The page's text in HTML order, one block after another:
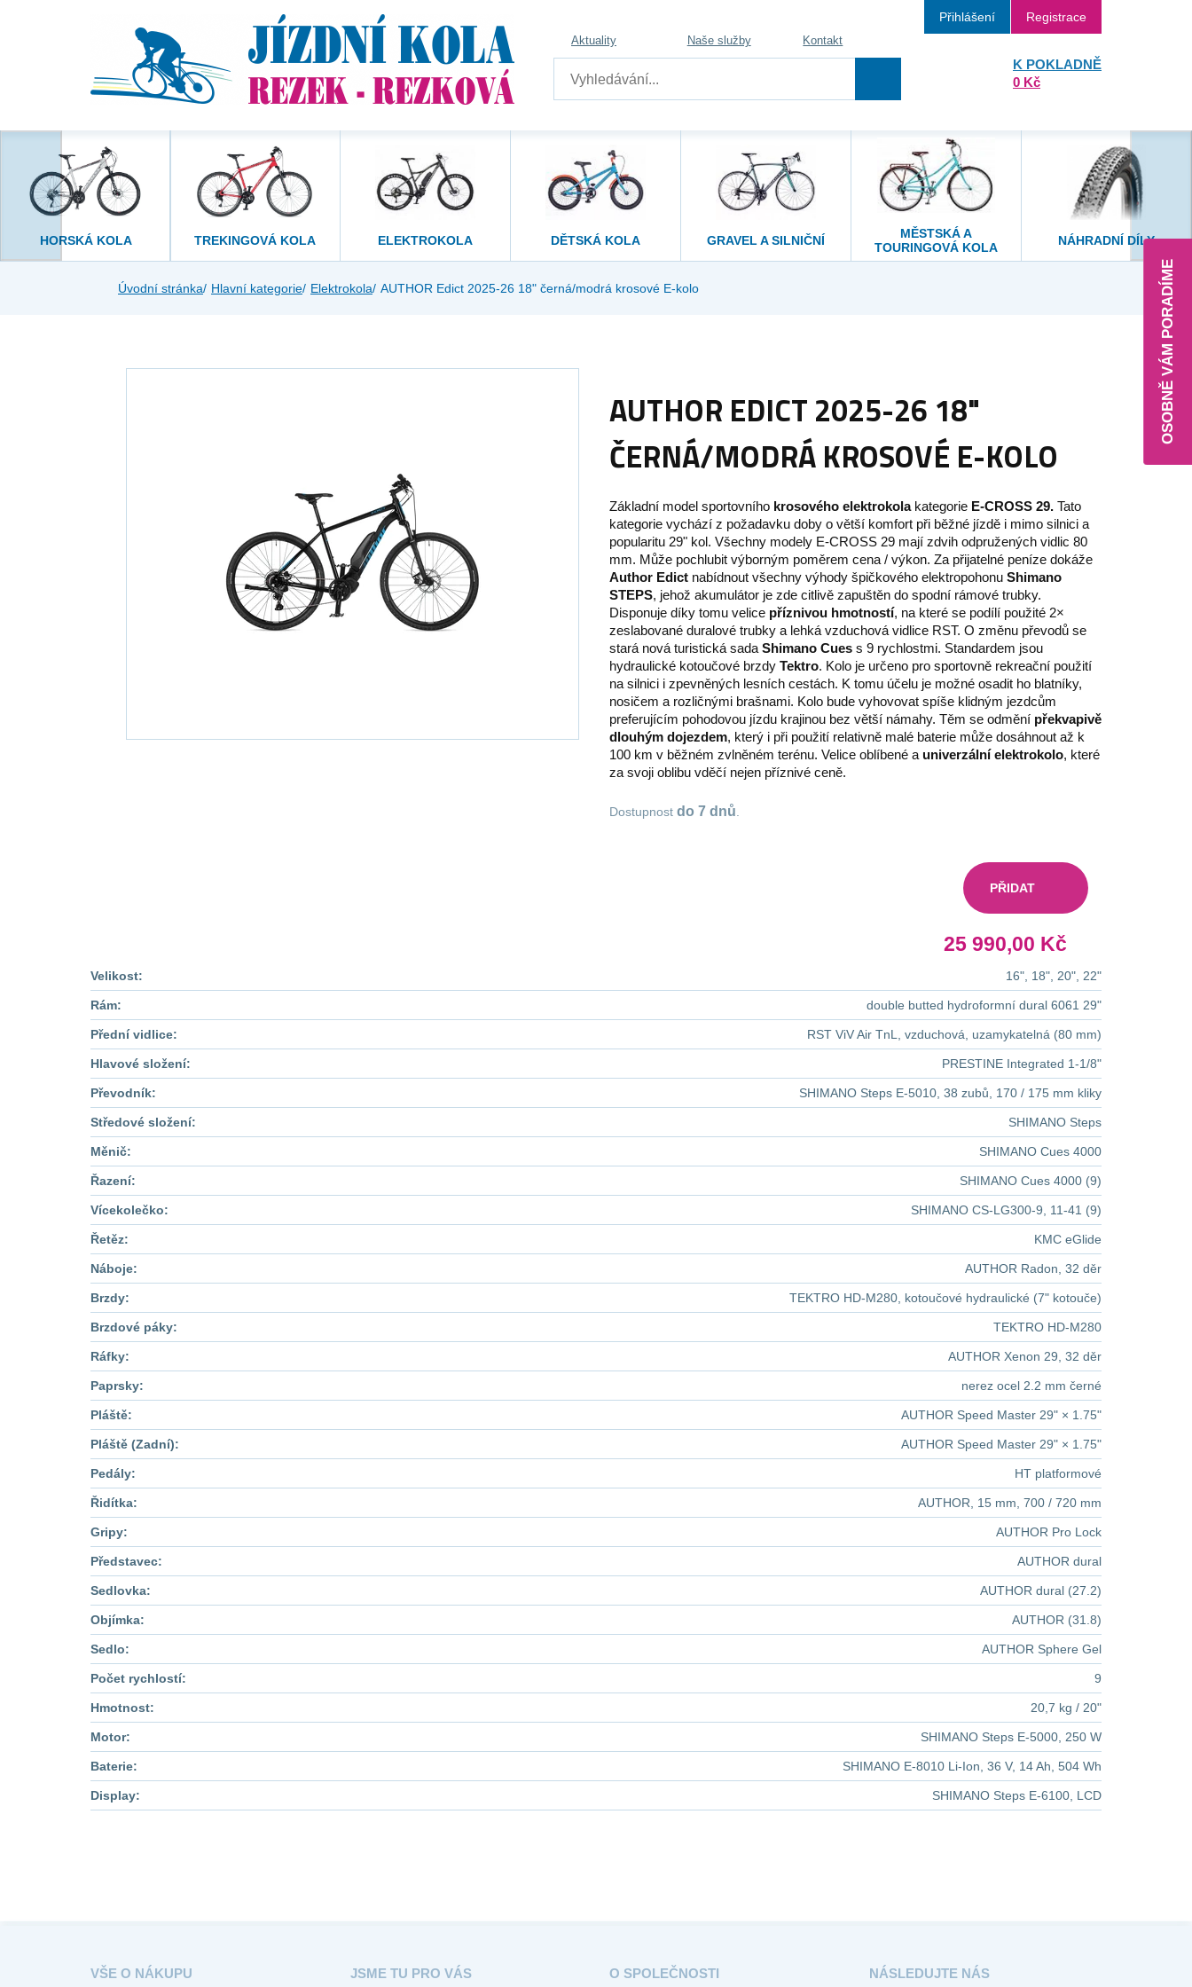
Aktuality Naše služby Kontakt
Přihlášení Registrace
K POKLADNĚ
0 Kč
HORSKÁ KOLA TREKINGOVÁ KOLA ELEKTROKOLA DĚTSKÁ KOLA GRAVEL A SILNIČNÍ
MĚSTSKÁ A
TOURINGOVÁ KOLA
NÁHRADNÍ DÍLY
Úvodní stránka Hlavní kategorie Elektrokola AUTHOR Edict 2025-26 18" černá/modrá krosové E-kolo
AUTHOR EDICT 2025-26 18"
ČERNÁ/MODRÁ KROSOVÉ E-KOLO
Základní model sportovního krosového elektrokola kategorie E-CROSS 29. Tato
kategorie vychází z požadavku doby o větší komfort při běžné jízdě i mimo silnici a
popularitu 29" kol. Všechny modely E-CROSS 29 mají zdvih odpružených vidlic 80
mm. Může pochlubit výborným poměrem cena / výkon. Za přijatelné peníze dokáže
Author Edict nabídnout všechny výhody špičkového elektropohonu Shimano
STEPS, jehož akumulátor je zde citlivě zapuštěn do spodní rámové trubky.
Disponuje díky tomu velice příznivou hmotností, na které se podílí použité 2×
zeslabované duralové trubky a lehká vzduchová vidlice RST. O změnu převodů se
stará nová turistická sada Shimano Cues s 9 rychlostmi. Standardem jsou
hydraulické kotoučové brzdy Tektro. Kolo je určeno pro sportovně rekreační použití
na silnici i zpevněných lesních cestách. K tomu účelu je možné osadit ho blatníky,
nosičem a rozličnými brašnami. Kolo bude vyhovovat spíše klidným jezdcům
preferujícím pohodovou jízdu krajinou bez větší námahy. Těm se odmění překvapivě
dlouhým dojezdem, který i při použití relativně malé baterie může dosáhnout až k
100 km v běžném zvlněném terénu. Velice oblíbené a univerzální elektrokolo, které
za svoji oblibu vděčí nejen příznivé ceně.
Dostupnost do 7 dnů
25 990,00 Kč
Velikost: 16", 18", 20", 22"
Rám: double butted hydroformní dural 6061 29"
Přední vidlice: RST ViV Air TnL, vzduchová, uzamykatelná (80 mm)
Hlavové složení: PRESTINE Integrated 1-1/8"
Převodník: SHIMANO Steps E-5010, 38 zubů, 170 / 175 mm kliky
Středové složení: SHIMANO Steps
Měnič: SHIMANO Cues 4000
Řazení: SHIMANO Cues 4000 (9)
Vícekolečko: SHIMANO CS-LG300-9, 11-41 (9)
Řetěz: KMC eGlide
Náboje: AUTHOR Radon, 32 děr
Brzdy: TEKTRO HD-M280, kotoučové hydraulické (7" kotouče)
Brzdové páky: TEKTRO HD-M280
Ráfky: AUTHOR Xenon 29, 32 děr
Paprsky: nerez ocel 2.2 mm černé
Pláště: AUTHOR Speed Master 29" × 1.75"
Pláště (Zadní): AUTHOR Speed Master 29" × 1.75"
Pedály: HT platformové
Řidítka: AUTHOR, 15 mm, 700 / 720 mm
Gripy: AUTHOR Pro Lock
Představec: AUTHOR dural
Sedlovka: AUTHOR dural (27.2)
Objímka: AUTHOR (31.8)
Sedlo: AUTHOR Sphere Gel
Počet rychlostí: 9
Hmotnost: 20,7 kg / 20"
Motor: SHIMANO Steps E-5000, 250 W
Baterie: SHIMANO E-8010 Li-Ion, 36 V, 14 Ah, 504 Wh
Display: SHIMANO Steps E-6100, LCD
VŠE O NÁKUPU JSME TU PRO VÁS O SPOLEČNOSTI NÁSLEDUJTE NÁS